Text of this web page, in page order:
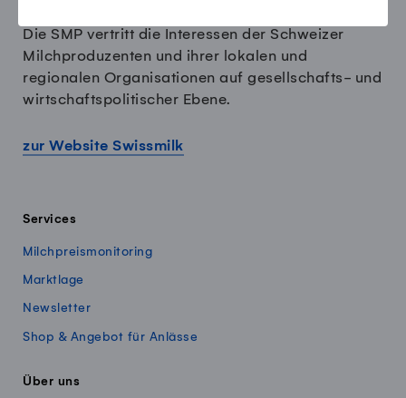
Die SMP vertritt die Interessen der Schweizer
Milchproduzenten und ihrer lokalen und
regionalen Organisationen auf gesellschafts- und
wirtschaftspolitischer Ebene.
zur Website Swissmilk
Services
Milchpreismonitoring
Marktlage
Newsletter
Shop & Angebot für Anlässe
Über uns